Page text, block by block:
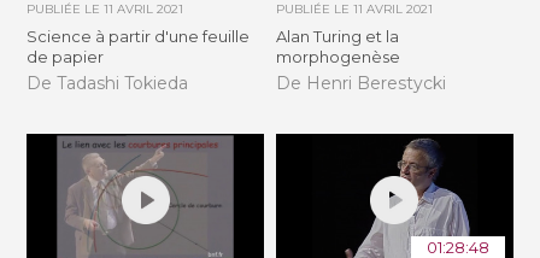
PUBLIÉE LE11 AVRIL 2021
Science à partir d'une feuille
de papier
De Tadashi Tokieda
PUBLIÉE LE 11 AVRIL 2021
Alan Turing et la
morphogenèse
De Henri Berestycki
01:28:48